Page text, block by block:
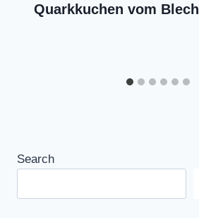
Quarkkuchen vom Blech
Search